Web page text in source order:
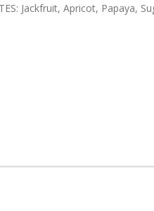
Jackfruit, Apricot, Papaya,